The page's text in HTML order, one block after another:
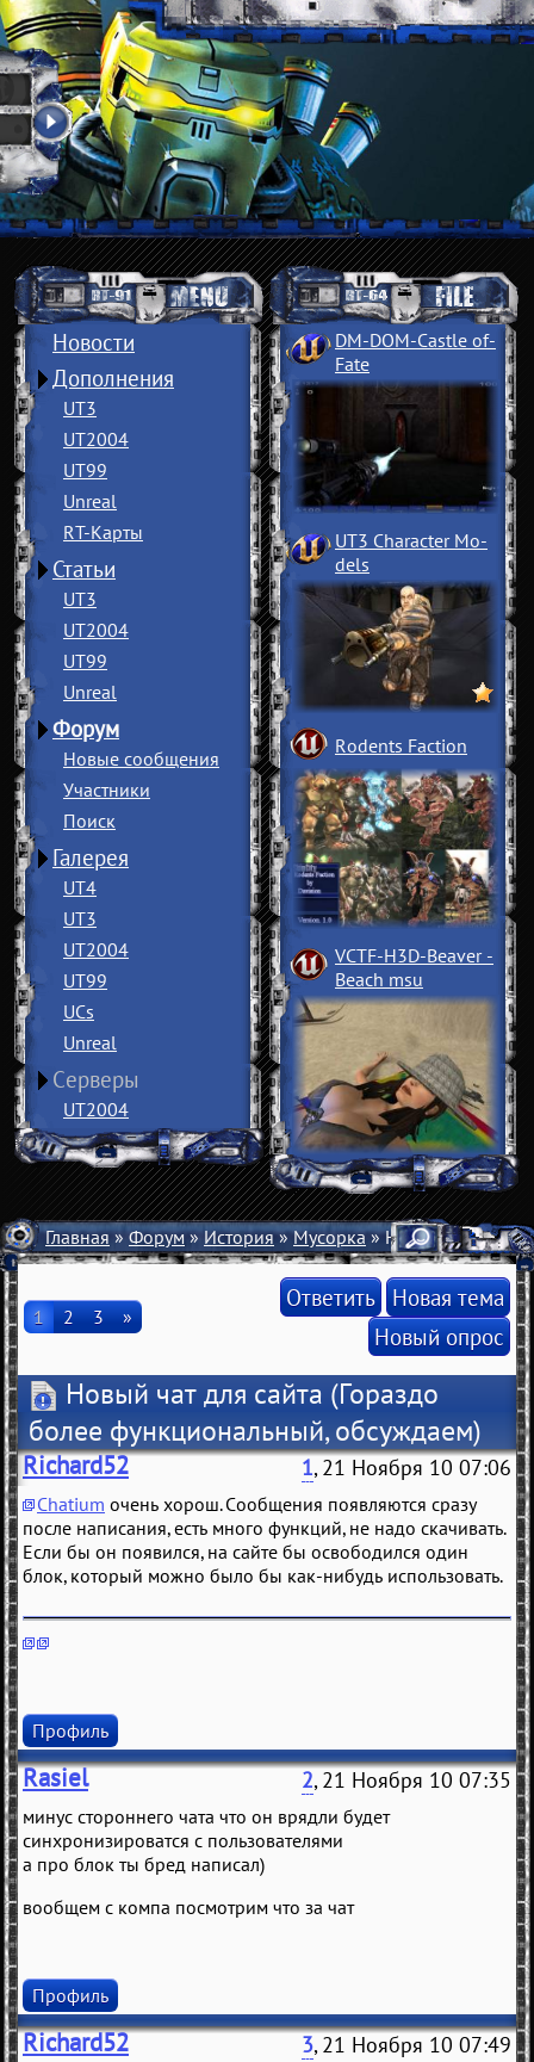
Новости
Дополнения
UT3
UT2004
UT99
Unreal
RT-Карты
Статьи
UT3
UT2004
UT99
Unreal
Форум
Новые сообщения
Участники
Поиск
Галерея
UT4
UT3
UT2004
UT99
UCs
Unreal
Серверы
UT2004
DM-DOM-Castle of­
Fate
UT3 Character Mo­
dels
Rodents Faction
VCTF-H3D-Beaver ­
Beach msu
Главная»Форум»История»Мусорка» Новый чат для
1 2 3 »
Ответить Новая тема
Новый опрос
Новый чат для сайта (Гораздо
более функциональный, обсуждаем)
Richard52 1, 21 Ноября 10 07:06
Chatium очень хорош. Сообщения появляются сразу
после написания, есть много функций, не надо скачивать.
Если бы он появился, на сайте бы освободился один
блок, который можно было бы как-нибудь использовать.
Профиль
Rasiel 2, 21 Ноября 10 07:35
минус стороннего чата что он врядли будет
синхронизироватся с пользователями
а про блок ты бред написал)
вообщем с компа посмотрим что за чат
Профиль
Richard52 3, 21 Ноября 10 07:49